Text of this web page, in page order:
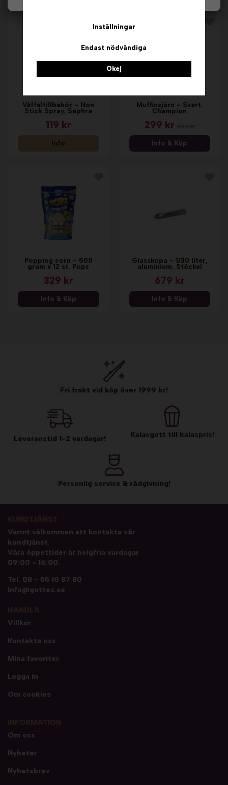
Våffeltillbehör - Non
Stick Spray. Sephra
119 kr
Info
Muffinsjärn - Svart.
Champion
299 kr
Info & Köp
Popping corn - 500
gram x 12 st. Popz
329 kr
Info & Köp
Glasskopa - 1/30 liter,
aluminium. Stöckel
679 kr
Info & Köp
Fri frakt vid köp över 1999 kr!
Leveranstid 1-2 vardagar! Kalasgott till kalaspris!
Personlig service & rådgivning!
Varmt välkommen att kontakta vår
kundtjänst.
Våra öppettider är helgfria vardagar
09:00 - 16:00.
Tel. 08 - 55 10 87 80
info@gottes.se
Villkor
Kontakta oss
Mina favoriter
Logga in
Om cookies
Om oss
Nyheter
Nyhetsbrev
Inställningar
Endast nödvändiga
Okej